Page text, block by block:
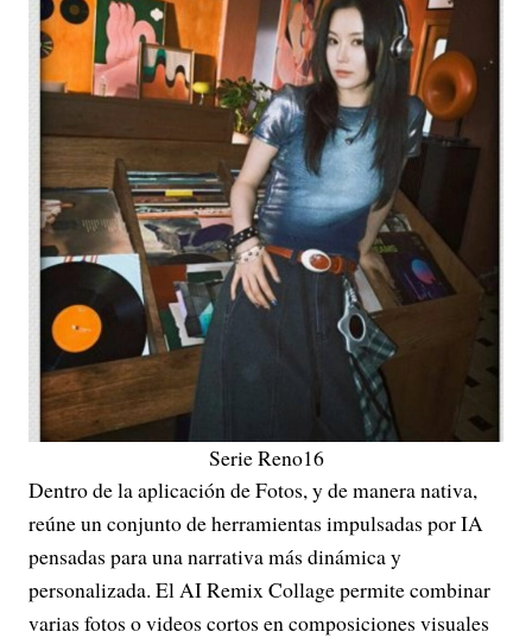
Serie Reno16
Dentro de la aplicación de Fotos, y de manera nativa,
reúne un conjunto de herramientas impulsadas por IA
pensadas para una narrativa más dinámica y
personalizada. El AI Remix Collage permite combinar
varias fotos o videos cortos en composiciones visuales